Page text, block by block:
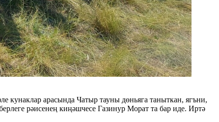
кунаклар арасында Чатыр тауны дөньяга таныткан, ягъни,
рәисенең киңәшчесе Газинур Морат та бар иде. Иртә